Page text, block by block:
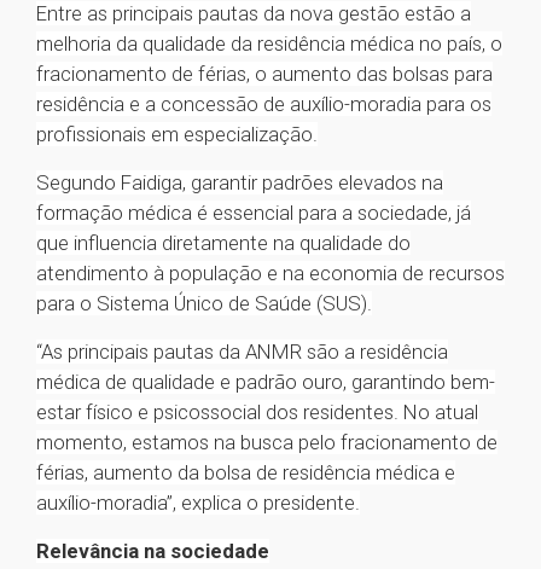
Entre as principais pautas da nova gestão estão a
melhoria da qualidade da residência médica no país, o
fracionamento de férias, o aumento das bolsas para
residência e a concessão de auxílio-moradia para os
profissionais em especialização.
Segundo Faidiga, garantir padrões elevados na
formação médica é essencial para a sociedade, já
que influencia diretamente na qualidade do
atendimento à população e na economia de recursos
para o Sistema Único de Saúde (SUS).
“As principais pautas da ANMR são a residência
médica de qualidade e padrão ouro, garantindo bem-
estar físico e psicossocial dos residentes. No atual
momento, estamos na busca pelo fracionamento de
férias, aumento da bolsa de residência médica e
auxílio-moradia”, explica o presidente.
Relevância na sociedade